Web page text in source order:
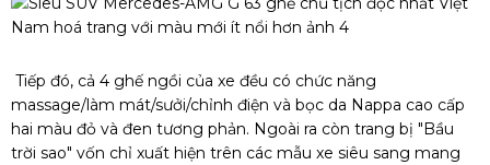
Tiếp đó, cả 4 ghế ngồi của xe đều có chức năng
massage/làm mát/sưởi/chỉnh điện và bọc da Nappa cao cấp
hai màu đỏ và đen tương phản. Ngoài ra còn trang bị "Bầu
trời sao" vốn chỉ xuất hiện trên các mẫu xe siêu sang mang